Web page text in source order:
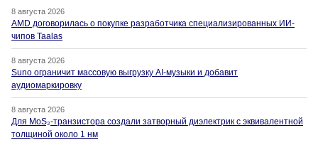
8 августа 2026
AMD договорилась о покупке разработчика специализированных ИИ-
чипов Taalas
8 августа 2026
Suno ограничит массовую выгрузку AI-музыки и добавит
аудиомаркировку
8 августа 2026
Для MoS₂-транзистора создали затворный диэлектрик с эквивалентной
толщиной около 1 нм